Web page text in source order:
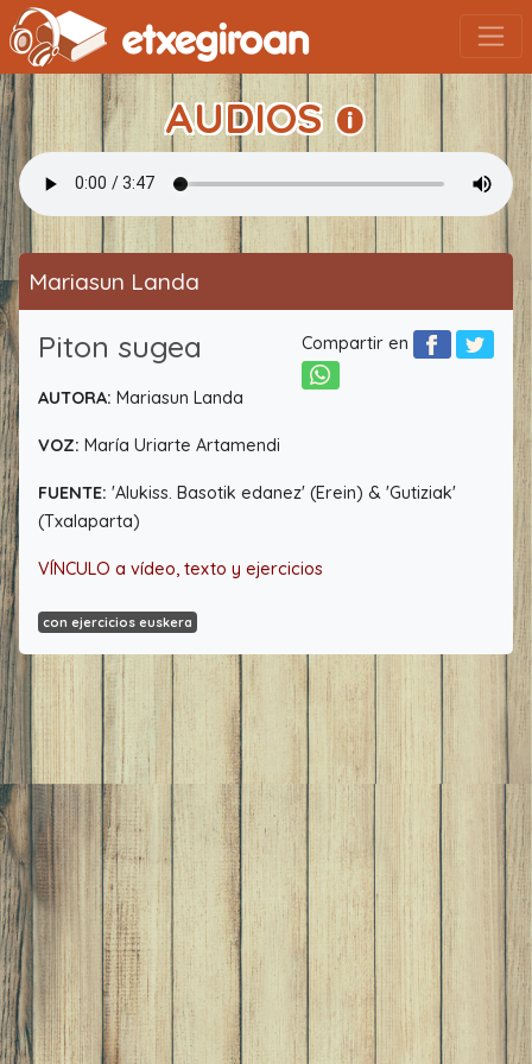
AUDIOS
Mariasun Landa
Compartir en
Piton sugea
AUTORA: Mariasun Landa
VOZ: María Uriarte Artamendi
FUENTE: 'Alukiss. Basotik edanez' (Erein) & 'Gutiziak'
(Txalaparta)
VÍNCULO a vídeo, texto y ejercicios
con ejercicios euskera